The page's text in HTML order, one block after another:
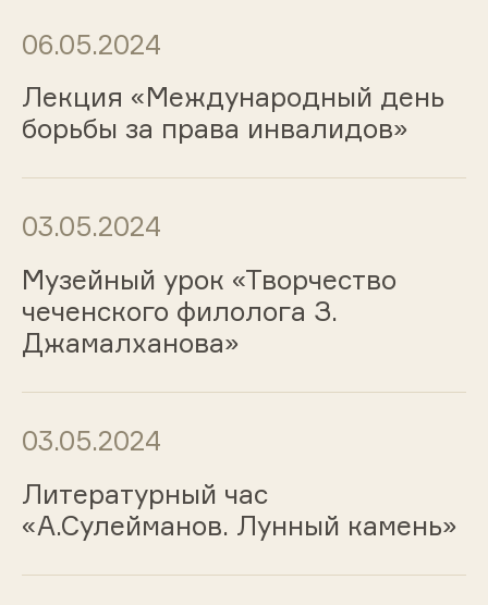
06.05.2024
Лекция «Международный день
борьбы за права инвалидов»
03.05.2024
Музейный урок «Творчество
чеченского филолога З.
Джамалханова»
03.05.2024
Литературный час
«А.Сулейманов. Лунный камень»